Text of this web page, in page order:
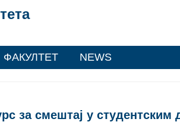
ФАКУЛТЕТ NEWS
за смештај у